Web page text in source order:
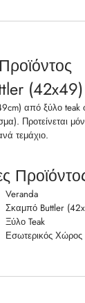
από ξύλο teak
Προτείνεται
τεμάχιο.
Veranda
Σκαμπό Buttler
Ξύλο Teak
Εσωτερικός Χώρος